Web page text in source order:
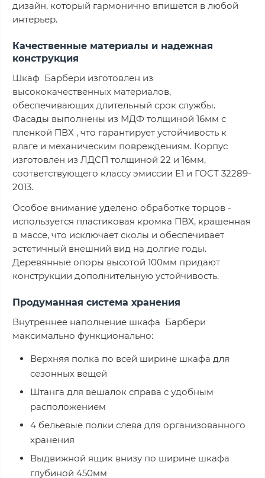
дизайн, который гармонично впишется в любой
интерьер.
Качественные материалы и надежная
конструкция
Шкаф Барбери изготовлен из
высококачественных материалов,
обеспечивающих длительный срок службы.
Фасады выполнены из МДФ толщиной 16мм с
пленкой ПВХ , что гарантирует устойчивость к
влаге и механическим повреждениям. Корпус
изготовлен из ЛДСП толщиной 22 и 16мм,
соответствующего классу эмиссии Е1 и ГОСТ 32289-
2013.
Особое внимание уделено обработке торцов -
используется пластиковая кромка ПВХ, крашенная
в массе, что исключает сколы и обеспечивает
эстетичный внешний вид на долгие годы.
Деревянные опоры высотой 100мм придают
конструкции дополнительную устойчивость.
Продуманная система хранения
Внутреннее наполнение шкафа Барбери
максимально функционально:
Верхняя полка по всей ширине шкафа для
сезонных вещей
Штанга для вешалок справа с удобным
расположением
4 бельевые полки слева для организованного
хранения
Выдвижной ящик внизу по ширине шкафа
глубиной 450мм